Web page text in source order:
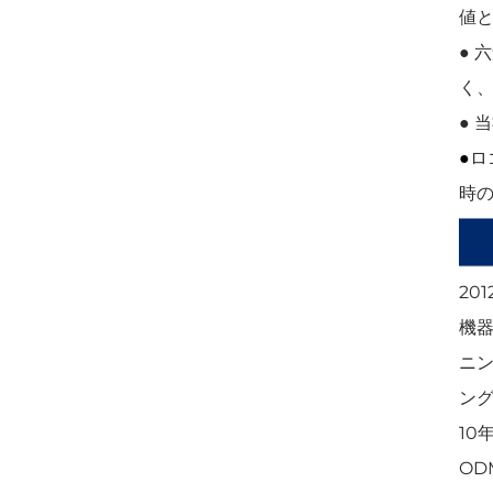
値
●
く
●
●
時
機
ニ
ン
10